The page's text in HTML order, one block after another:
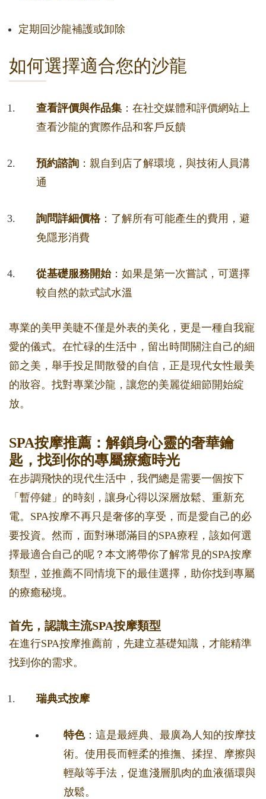
定期回沙龍補護或卸除
如何選擇適合您的沙龍
查看評價與作品集 ：在社交媒體和評價網站上
查看沙龍的實際作品和客戶反饋
預約諮詢 ：親自到店了解環境，與技術人員溝
通
詢問詳細價格：了解所有可能產生的費用，避
免隱形消費
從基礎服務開始：如果是第一次嘗試，可選擇
較自然的款式試水溫
專業的美甲美睫不僅是外表的美化，更是一種自我寵
愛的儀式。在忙碌的生活中，留出時間關注自己的細
節之美，舉手投足間散發的自信，正是現代女性最美
的妝容。找對專業沙龍，讓您的美麗從細節開始綻
放。
SPA按摩推薦：解鎖身心靈的奢華鑰
匙，找到你的專屬療癒時光
在步調飛快的現代生活中，我們總是需要一個按下
「暫停鍵」的時刻，讓身心得以深層放鬆、重新充
電。SPA按摩不再只是奢侈的享受，而是愛自己的必
要投資。然而，面對琳瑯滿目的SPA療程，該如何選
擇最適合自己的呢？本文將帶你了解常見的SPA按摩
類型，並推薦不同情境下的最佳選擇，助你找到專屬
的療癒秘境。
首先，認識主流SPA按摩類型
在進行SPA按摩推薦前，先建立基礎知識，才能精準
找到你的需求。
瑞典式按摩
特色：這是最經典、最廣為人知的按摩技
術。使用長而輕柔的推撫、揉捏、摩擦與
輕敲等手法，促進淺層肌肉的血液循環與
放鬆。